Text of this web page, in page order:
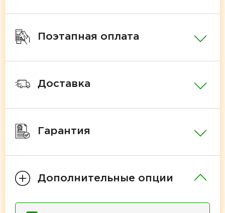
Поэтапная оплата
Доставка
Гарантия
Дополнительные опции